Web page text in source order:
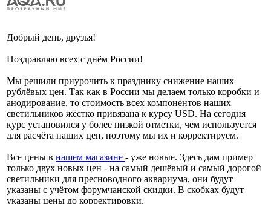
Добрый день, друзья!
Поздравляю всех с днём России!
Мы решили приурочить к празднику снижение наших
рублёвых цен. Так как в России мы делаем только коробки и
анодирование, то стоимость всех компонентов наших
светильников жёстко привязана к курсу USD. На сегодня
курс установился у более низкой отметки, чем используется
для расчёта наших цен, поэтому мы их и корректируем.
Все цены в нашем магазине - уже новые. Здесь дам пример
только двух новых цен - на самый дешёвый и самый дорогой
светильники для пресноводного аквариума, они будут
указаны с учётом форумчанской скидки. В скобках будут
указаны цены до корректировки.